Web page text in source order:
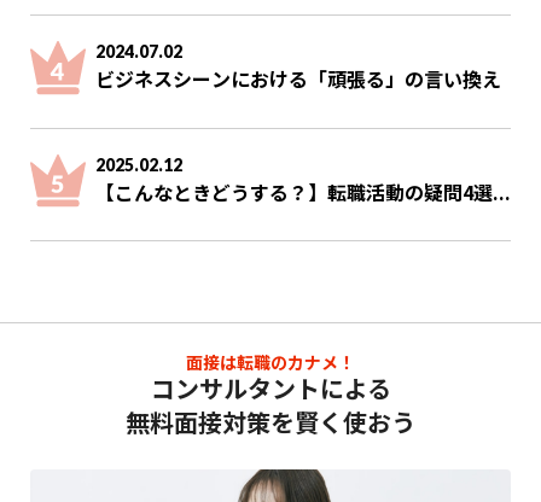
2024.07.02
ビジネスシーンにおける「頑張る」の言い換え
2025.02.12
【こんなときどうする？】転職活動の疑問4選...
面接は転職のカナメ！
コンサルタントによる
無料面接対策を賢く使おう